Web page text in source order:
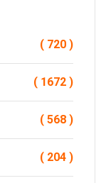
( 720 )
( 1672 )
( 568 )
( 204 )